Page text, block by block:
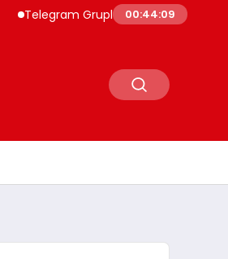
Telegram Grupları ile Doğru Topluluğa
00:44:10